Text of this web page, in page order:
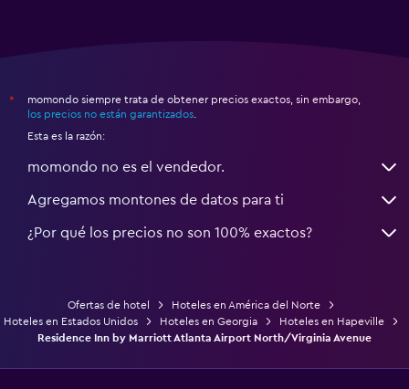
*
momondo siempre trata de obtener precios exactos, sin embargo,
los precios no están garantizados
Esta es la razón:
momondo no es el vendedor.
Agregamos montones de datos para ti
¿Por qué los precios no son 100% exactos?
Ofertas de hotel
Hoteles en América del Norte
Hoteles en Estados Unidos
Hoteles en Georgia
Hoteles en Hapeville
Residence Inn by Marriott Atlanta Airport North/Virginia Avenue